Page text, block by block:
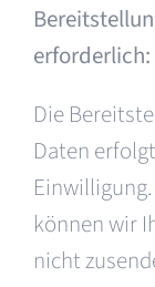
erforderlich:
Die
Daten
können wir
nicht